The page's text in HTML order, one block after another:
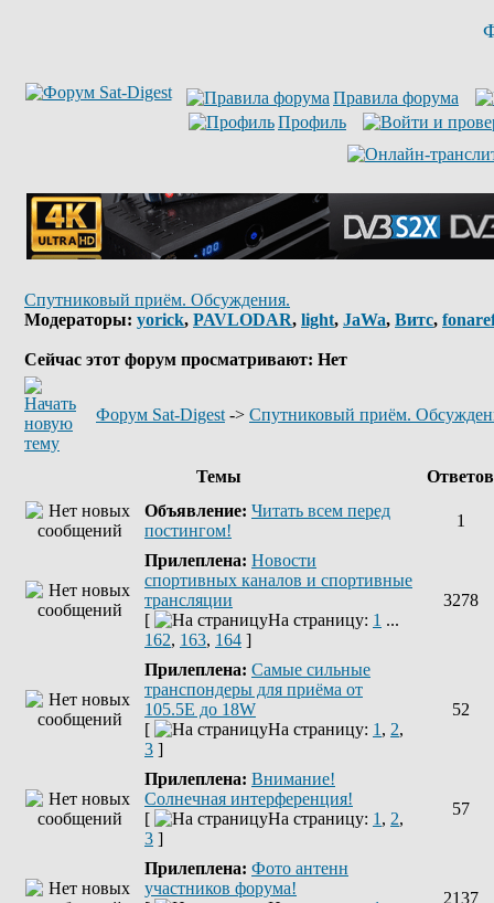
Правила форума
Профиль
Спутниковый приём. Обсуждения.
Модераторы: yorick, PAVLODAR, light, JaWa, Витс,
Сейчас этот форум просматривают: Нет
Форум Sat-Digest -> Спутниковый приём.
Темы
Объявление: Читать всем перед
постингом!
1
Прилеплена: Новости
спортивных каналов и спортивные
трансляции
[
На страницу: 1 ...
162, 163, 164 ]
3278
Прилеплена: Самые сильные
транспондеры для приёма от
105.5Е до 18W
[
На страницу: 1 , 2,
3 ]
52
Прилеплена: Внимание!
Солнечная интерференция!
[
На страницу: 1 , 2,
3 ]
57
Прилеплена: Фото антенн
участников форума!
2137